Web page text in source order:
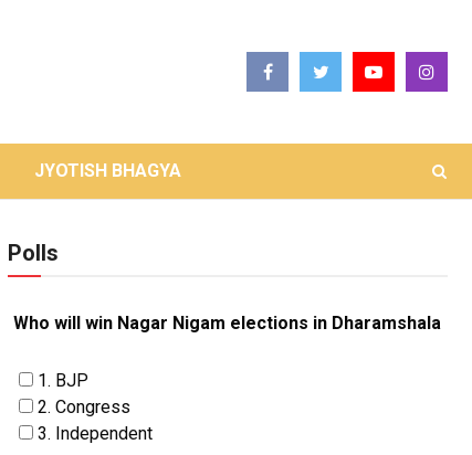
JYOTISH BHAGYA
Polls
Who will win Nagar Nigam elections in Dharamshala
1. BJP
2. Congress
3. Independent